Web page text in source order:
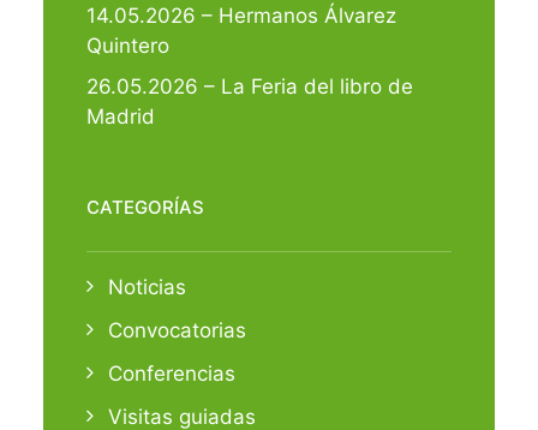
14.05.2026 – Hermanos Álvarez
Quintero
26.05.2026 – La Feria del libro de
Madrid
CATEGORÍAS
Noticias
Convocatorias
Conferencias
Visitas guiadas